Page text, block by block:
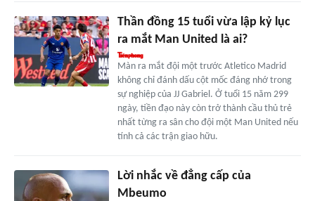
Thần đồng 15 tuổi vừa lập kỷ lục
ra mắt Man United là ai?
Màn ra mắt đội một trước Atletico Madrid
không chỉ đánh dấu cột mốc đáng nhớ trong
sự nghiệp của JJ Gabriel. Ở tuổi 15 năm 299
ngày, tiền đạo này còn trở thành cầu thủ trẻ
nhất từng ra sân cho đội một Man United nếu
tính cả các trận giao hữu.
Lời nhắc về đẳng cấp của
Mbeumo